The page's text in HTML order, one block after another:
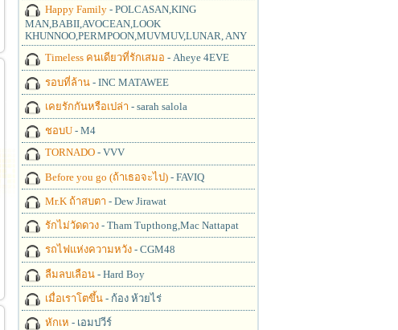
Happy Family- POLCASAN,KING
MAN,BABII,AVOCEAN,LOOK
KHUNNOO,PERMPOON,MUVMUV,LUNAR, ANY
Timeless คนเดียวที่รักเสมอ - Aheye 4EVE
รอบที่ล้าน- INC MATAWEE
เคยรักกันหรือเปล่า - sarah salola
ชอบU- M4
TORNADO- VVV
Before you go (ถ้าเธอจะไป)- FAVIQ
Mr.K ถ้าสบตา - Dew Jirawat
รักไม่วัดดวง- Tham Tupthong,Mac Nattapat
รถไฟแห่งความหวัง- CGM48
ลืมลบเลือน- Hard Boy
เมื่อเราโตขึ้น- ก้อง ห้วยไร่
หักเห - เอมปวีร์